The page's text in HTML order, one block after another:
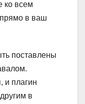
ко всем
в ваш
поставлены
и плагин
в